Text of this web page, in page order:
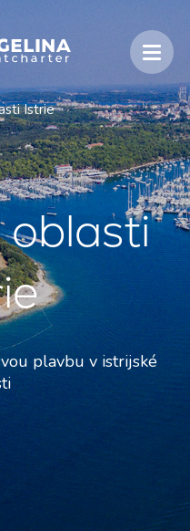
Istrie
oblasti
plavbu v istrijské